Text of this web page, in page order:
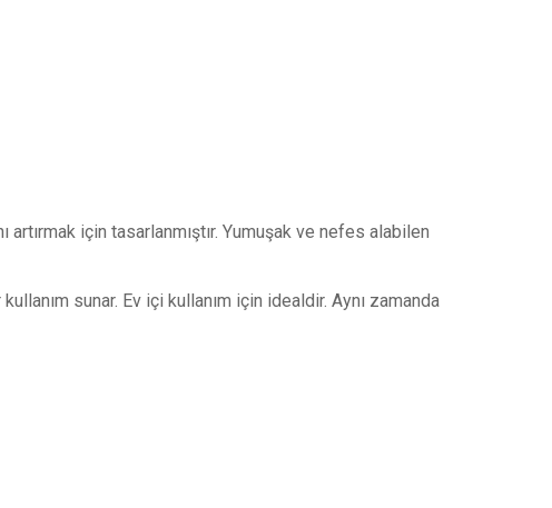
için tasarlanmıştır. Yumuşak ve nefes alabilen
sunar. Ev içi kullanım için idealdir. Aynı zamanda